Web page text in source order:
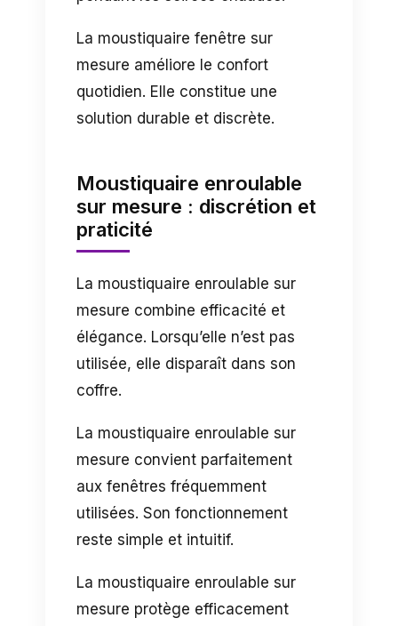
La moustiquaire fenêtre sur
mesure améliore le confort
quotidien. Elle constitue une
solution durable et discrète.
Moustiquaire enroulable
sur mesure : discrétion et
praticité
La moustiquaire enroulable sur
mesure combine efficacité et
élégance. Lorsqu’elle n’est pas
utilisée, elle disparaît dans son
coffre.
La moustiquaire enroulable sur
mesure convient parfaitement
aux fenêtres fréquemment
utilisées. Son fonctionnement
reste simple et intuitif.
La moustiquaire enroulable sur
mesure protège efficacement